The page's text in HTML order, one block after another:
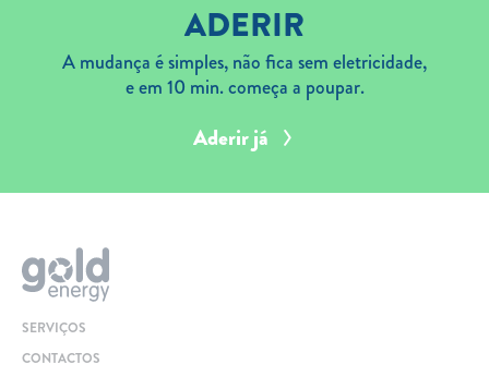
ADERIR
A mudança é simples, não fica sem eletricidade,
e em 10 min. começa a poupar.
Aderir já
SERVIÇOS
CONTACTOS